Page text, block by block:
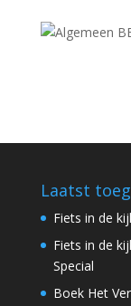
Laatst
Fiets in de
Fiets in de
Special
Boek Het